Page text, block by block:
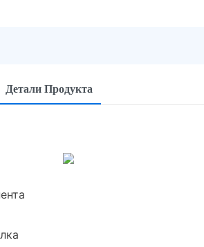
Детали Продукта